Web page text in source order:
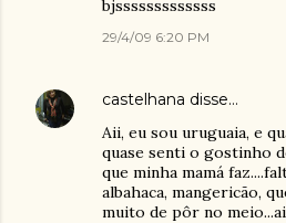
bjsssssssssssss
29/4/09 6:20 PM
castelhana disse…
Aii, eu sou uruguaia, e
quase senti o gostinho
que minha mamá
albahaca, mangericão,
muito de pôr no meio...ai